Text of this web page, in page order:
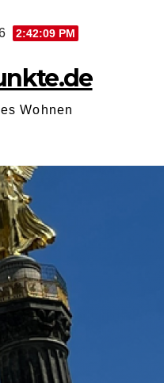
2:42:10 PM
Wohnen